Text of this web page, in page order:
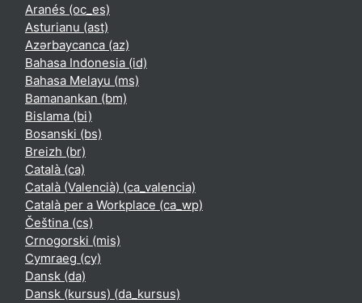
Aranés ‎(oc_es)‎
Asturianu ‎(ast)‎
Azərbaycanca ‎(az)‎
Bahasa Indonesia ‎(id)‎
Bahasa Melayu ‎(ms)‎
Bamanankan ‎(bm)‎
Bislama ‎(bi)‎
Bosanski ‎(bs)‎
Breizh ‎(br)‎
Català ‎(ca)‎
Català (Valencià) ‎(ca_valencia)‎
Català per a Workplace ‎(ca_wp)‎
Čeština ‎(cs)‎
Crnogorski ‎(mis)‎
Cymraeg ‎(cy)‎
Dansk ‎(da)‎
Dansk (kursus) ‎(da_kursus)‎